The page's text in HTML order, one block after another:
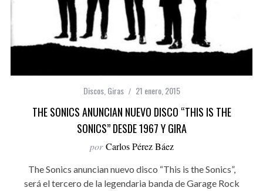
Discos, Giras 21 enero, 2015
THE SONICS ANUNCIAN NUEVO DISCO “THIS IS THE
SONICS” DESDE 1967 Y GIRA
por Carlos Pérez Báez
The Sonics anuncian nuevo disco “This is the Sonics”,
será el tercero de la legendaria banda de Garage Rock